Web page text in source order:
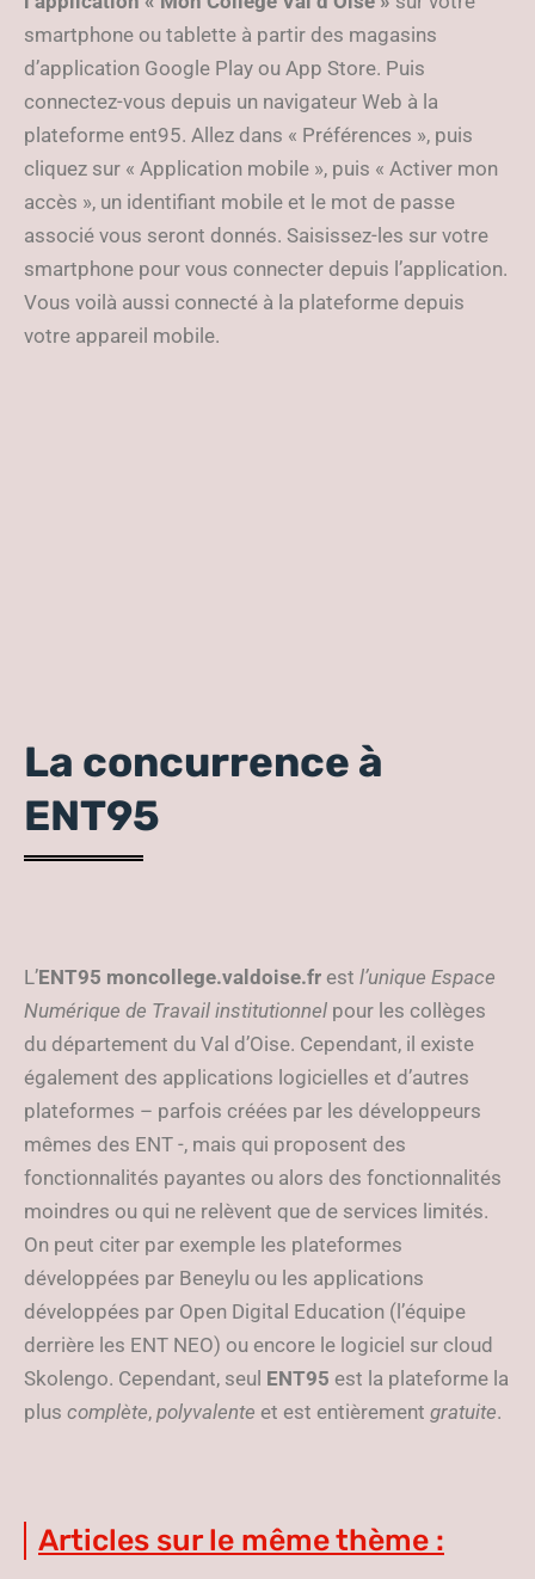
smartphone ou tablette à partir des magasins
d’application Google Play ou App Store. Puis
connectez-vous depuis un navigateur Web à la
plateforme ent95. Allez dans « Préférences », puis
cliquez sur « Application mobile », puis « Activer mon
accès », un identifiant mobile et le mot de passe
associé vous seront donnés. Saisissez-les sur votre
smartphone pour vous connecter depuis l’application.
Vous voilà aussi connecté à la plateforme depuis
votre appareil mobile.
La concurrence à
ENT95
L’ENT95 moncollege.valdoise.fr est l’unique Espace
Numérique de Travail institutionnel pour les collèges
du département du Val d’Oise. Cependant, il existe
également des applications logicielles et d’autres
plateformes – parfois créées par les développeurs
mêmes des ENT -, mais qui proposent des
fonctionnalités payantes ou alors des fonctionnalités
moindres ou qui ne relèvent que de services limités.
On peut citer par exemple les plateformes
développées par Beneylu ou les applications
développées par Open Digital Education (l’équipe
derrière les ENT NEO) ou encore le logiciel sur cloud
Skolengo. Cependant, seul ENT95 est la plateforme la
plus complète, polyvalente et est entièrement gratuite.
Articles sur le même thème :